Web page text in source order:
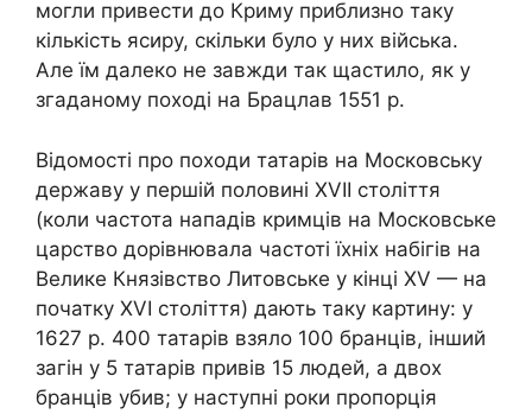
могли привести до Криму приблизно таку
кількість ясиру, скільки було у них війська.
Але їм далеко не завжди так щастило, як у
згаданому поході на Брацлав 1551 р.
Відомості про походи татарів на Московську
державу у першій половині XVІІ століття
(коли частота нападів кримців на Московське
царство дорівнювала частоті їхніх набігів на
Велике Князівство Литовське у кінці XV — на
початку XVІ століття) дають таку картину: у
1627 р. 400 татарів взяло 100 бранців, інший
загін у 5 татарів привів 15 людей, а двох
бранців убив; у наступні роки пропорція